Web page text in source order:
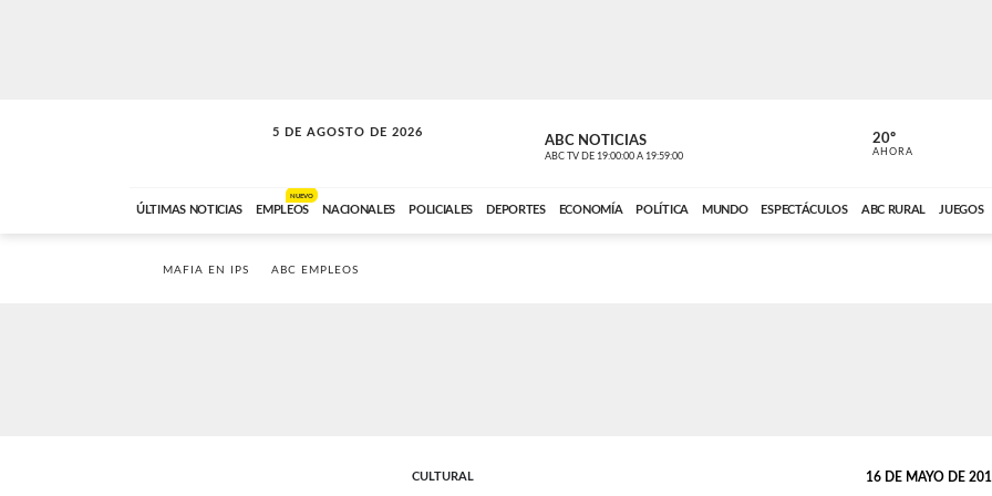
5 DE AGOSTO DE 2026
SOLO MÚSICA ABC NOTICIAS
ABC TV DE 19:00:00 A 19:59:00 ABC CARDINAL
20º
AHORA
ÚLTIMAS NOTICIAS EMPLEOS
NUEVO
NACIONALES POLICIALES DEPORTES ECONOMÍA POLÍTICA MUNDO ESPECTÁCULOS ABC RURAL JUEGOS
MAFIA EN IPS ABC EMPLEOS
CULTURAL 16 DE MAYO DE